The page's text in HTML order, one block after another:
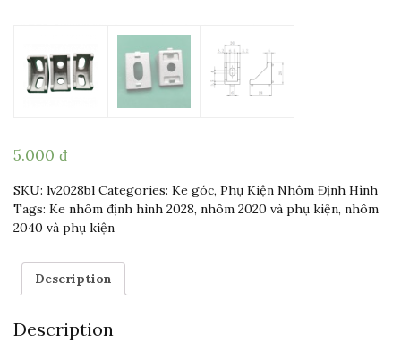
5.000 ₫
SKU: lv2028bl Categories: Ke góc, Phụ Kiện Nhôm Định Hình
Tags: Ke nhôm định hình 2028, nhôm 2020 và phụ kiện, nhôm
2040 và phụ kiện
Description
Description